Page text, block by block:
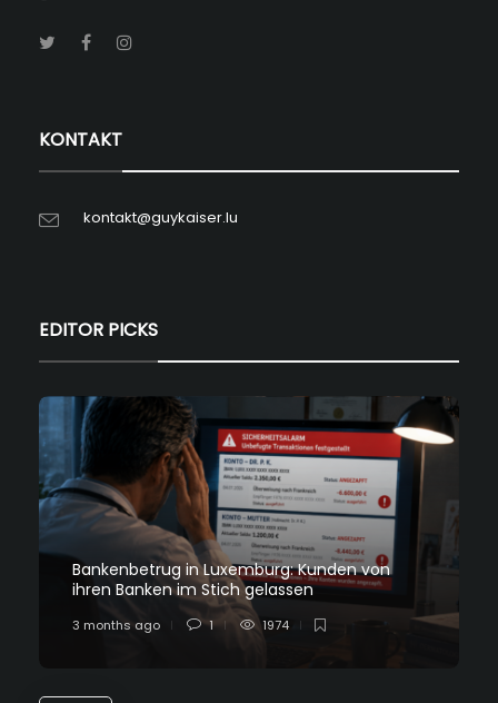
KONTAKT
kontakt@guykaiser.lu
EDITOR PICKS
Bankenbetrug in Luxemburg: Kunden von
ihren Banken im Stich gelassen
3 months ago 1 1974